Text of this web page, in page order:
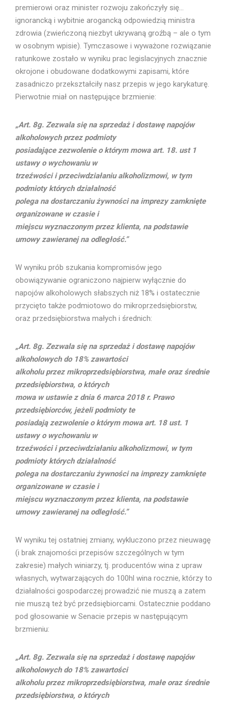
premierowi oraz minister rozwoju zakończyły się…
ignorancką i wybitnie arogancką odpowiedzią ministra
zdrowia (zwieńczoną niezbyt ukrywaną groźbą – ale o tym
w osobnym wpisie). Tymczasowe i wyważone rozwiązanie
ratunkowe zostało w wyniku prac legislacyjnych znacznie
okrojone i obudowane dodatkowymi zapisami, które
zasadniczo przekształciły nasz przepis w jego karykaturę.
Pierwotnie miał on następujące brzmienie:
„Art. 8g. Zezwala się na sprzedaż i dostawę napojów
alkoholowych przez podmioty
posiadające zezwolenie o którym mowa art. 18. ust 1
ustawy o wychowaniu w
trzeźwości i przeciwdziałaniu alkoholizmowi, w tym
podmioty których działalność
polega na dostarczaniu żywności na imprezy zamknięte
organizowane w czasie i
miejscu wyznaczonym przez klienta, na podstawie
umowy zawieranej na odległość.”
W wyniku prób szukania kompromisów jego
obowiązywanie ograniczono najpierw wyłącznie do
napojów alkoholowych słabszych niż 18% i ostatecznie
przycięto także podmiotowo do mikroprzedsiębiorstw,
oraz przedsiębiorstwa małych i średnich:
„Art. 8g. Zezwala się na sprzedaż i dostawę napojów
alkoholowych do 18% zawartości
alkoholu przez mikroprzedsiębiorstwa, małe oraz średnie
przedsiębiorstwa, o których
mowa w ustawie z dnia 6 marca 2018 r. Prawo
przedsiębiorców, jeżeli podmioty te
posiadają zezwolenie o którym mowa art. 18 ust. 1
ustawy o wychowaniu w
trzeźwości i przeciwdziałaniu alkoholizmowi, w tym
podmioty których działalność
polega na dostarczaniu żywności na imprezy zamknięte
organizowane w czasie i
miejscu wyznaczonym przez klienta, na podstawie
umowy zawieranej na odległość.”
W wyniku tej ostatniej zmiany, wykluczono przez nieuwagę
(i brak znajomości przepisów szczególnych w tym
zakresie) małych winiarzy, tj. producentów wina z upraw
własnych, wytwarzających do 100hl wina rocznie, którzy to
działalności gospodarczej prowadzić nie muszą a zatem
nie muszą też być przedsiębiorcami. Ostatecznie poddano
pod głosowanie w Senacie przepis w następującym
brzmieniu:
„Art. 8g. Zezwala się na sprzedaż i dostawę napojów
alkoholowych do 18% zawartości
alkoholu przez mikroprzedsiębiorstwa, małe oraz średnie
przedsiębiorstwa, o których